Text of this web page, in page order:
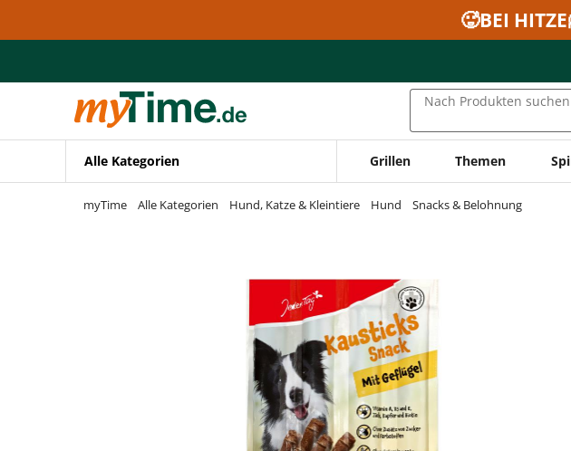
Zur Navigation springen
🥵BEI
Nach Produkten suchen
Alle Kategorien Grillen Themen
myTime Alle Kategorien Hund, Katze & Kleintiere Hund Snacks & Belohnung